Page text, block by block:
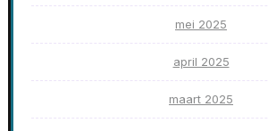
mei 2025
april 2025
maart 2025